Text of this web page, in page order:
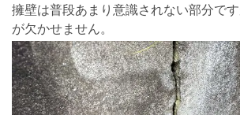
擁壁は普段あまり意識されない部分で
が欠かせません。